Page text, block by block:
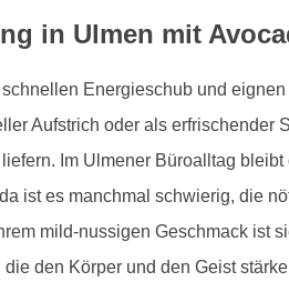
in Ulmen mit
Energieschub und
Aufstrich oder als
Im Ulmener Büroalltag
ist es manchmal schwierig, die
mild-nussigen Geschmack ist
den Körper und den Geist